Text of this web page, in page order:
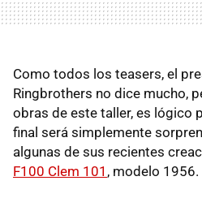
Como todos los teasers, el
Ringbrothers no dice mucho,
obras de este taller, es lógico
final será simplemente
algunas de sus recientes
F100 Clem 101 , modelo 1956.